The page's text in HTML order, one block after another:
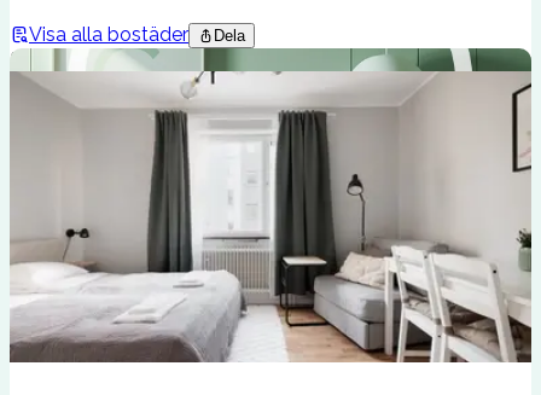
Visa alla bostäder Dela